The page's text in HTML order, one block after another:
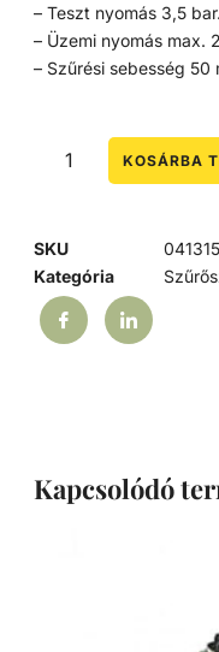
– Teszt nyomás 3,5 bar.
– Üzemi nyomás max.
– Szűrési sebesség 50
KOSÁRBA
SKU
041315
Kategória
Kapcsolódó